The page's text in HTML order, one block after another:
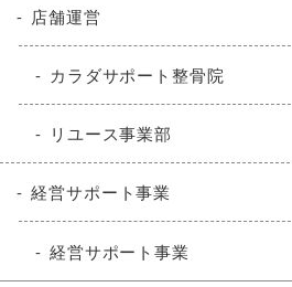
店舗運営
カラダサポート整骨院
リユース事業部
経営サポート事業
経営サポート事業